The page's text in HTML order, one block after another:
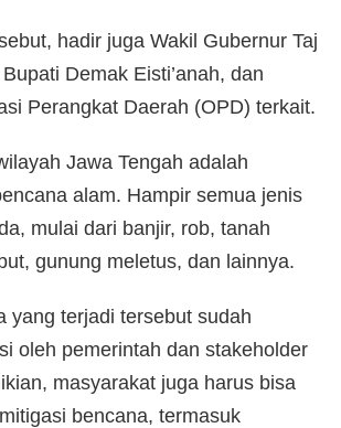
hadir juga Wakil Gubernur Taj
Demak Eisti’anah, dan
Perangkat Daerah (OPD) terkait.
Jawa Tengah adalah
alam. Hampir semua jenis
mulai dari banjir, rob, tanah
gunung meletus, dan lainnya.
yang terjadi tersebut sudah
oleh pemerintah dan stakeholder
masyarakat juga harus bisa
bencana, termasuk